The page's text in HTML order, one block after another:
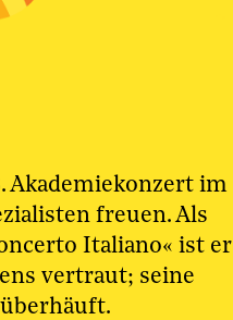
Akademiekonzert im
freuen. Als
Italiano« ist er
vertraut; seine